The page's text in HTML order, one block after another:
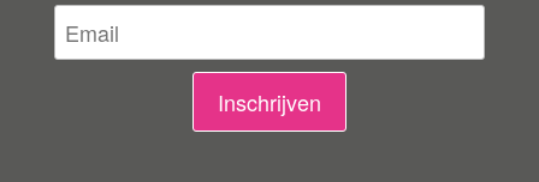
Inschrijven